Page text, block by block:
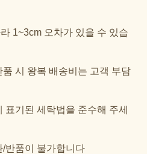
1~3cm 오차가 있을 수 있습
품 시 왕복 배송비는 고객 부담
표기된 세탁법을 준수해 주세
/반품이 불가합니다